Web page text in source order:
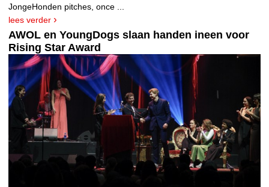
JongeHonden pitches, once ...
lees verder
AWOL en YoungDogs slaan handen ineen voor
Rising Star Award